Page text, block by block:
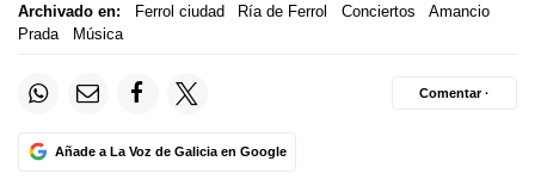
Archivado en: Ferrol ciudad Ría de Ferrol Conciertos
Amancio
Prada
Música
Añade a La Voz de Galicia en Google
Comentar ·